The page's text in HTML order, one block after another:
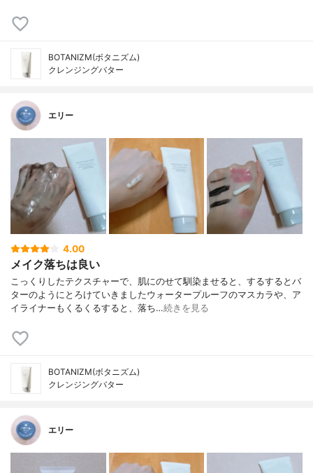
BOTANIZM(ボタニズム)
クレンジングバター
エリー
4.00
メイク落ちは良い
こっくりしたテクスチャーで、肌にのせて馴染ませると、するするとバ
ターのようにとろけていきましたウォータープルーフのマスカラや、ア
イライナーもくるくるすると、落ち…続きを見る
BOTANIZM(ボタニズム)
クレンジングバター
エリー